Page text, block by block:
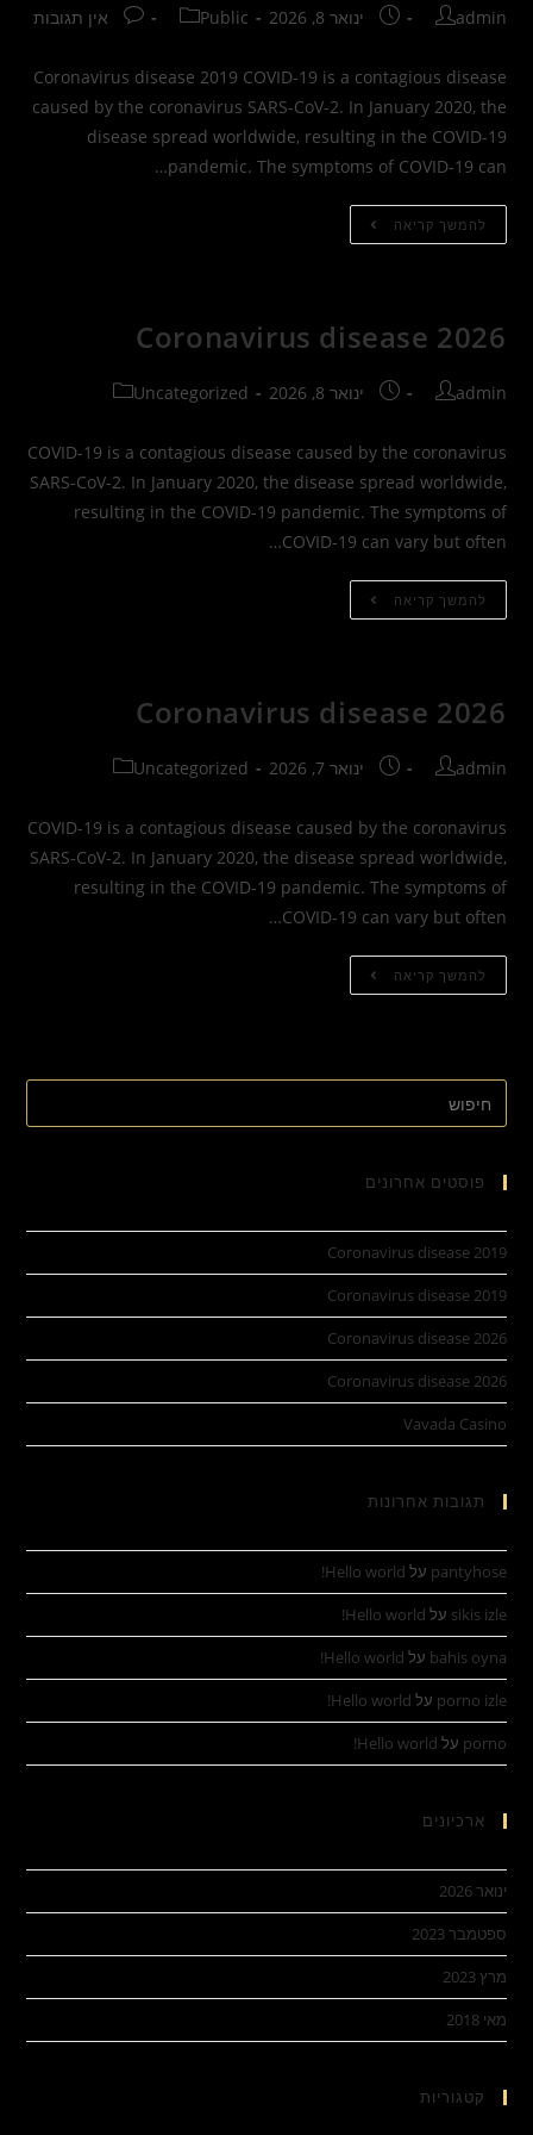
מחבר:
admin פורסם:ינואר 8, 2026 קטגוריה:
Public תגובות:אין תגובות
Coronavirus disease 2019 COVID-19 is a contagious disease
caused by the coronavirus SARS-CoV-2. In January 2020, the
disease spread worldwide, resulting in the COVID-19
pandemic. The symptoms of COVID‑19 can…
להמשך קריאה Coronavirus
Disease
Coronavirus disease 2026
מחבר:
admin פורסם:ינואר 8, 2026 קטגוריה:
Uncategorized
COVID-19 is a contagious disease caused by the coronavirus
SARS-CoV-2. In January 2020, the disease spread worldwide,
resulting in the COVID-19 pandemic. The symptoms of
COVID‑19 can vary but often…
להמשך קריאה Coronavirus
Disease
Coronavirus disease 2026
מחבר:
admin פורסם:ינואר 7, 2026 קטגוריה:
Uncategorized
COVID-19 is a contagious disease caused by the coronavirus
SARS-CoV-2. In January 2020, the disease spread worldwide,
resulting in the COVID-19 pandemic. The symptoms of
COVID‑19 can vary but often…
להמשך קריאה Coronavirus
Disease
this
פוסטים אחרונים
Coronavirus disease 2019
Coronavirus disease 2019
Coronavirus disease 2026
Coronavirus disease 2026
Vavada Casino
תגובות אחרונות
pantyhose על Hello world!
sikis izle על Hello world!
bahis oyna על Hello world!
porno izle על Hello world!
porno על Hello world!
ארכיונים
ינואר 2026
ספטמבר 2023
מרץ 2023
מאי 2018
קטגוריות